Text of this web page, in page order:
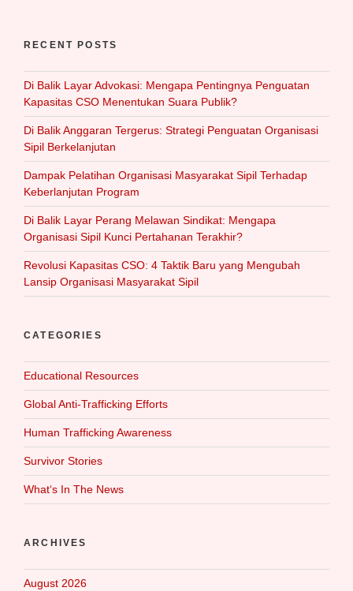
RECENT POSTS
Di Balik Layar Advokasi: Mengapa Pentingnya Penguatan
Kapasitas CSO Menentukan Suara Publik?
Di Balik Anggaran Tergerus: Strategi Penguatan Organisasi
Sipil Berkelanjutan
Dampak Pelatihan Organisasi Masyarakat Sipil Terhadap
Keberlanjutan Program
Di Balik Layar Perang Melawan Sindikat: Mengapa
Organisasi Sipil Kunci Pertahanan Terakhir?
Revolusi Kapasitas CSO: 4 Taktik Baru yang Mengubah
Lansip Organisasi Masyarakat Sipil
CATEGORIES
Educational Resources
Global Anti-Trafficking Efforts
Human Trafficking Awareness
Survivor Stories
What‘s In The News
ARCHIVES
August 2026